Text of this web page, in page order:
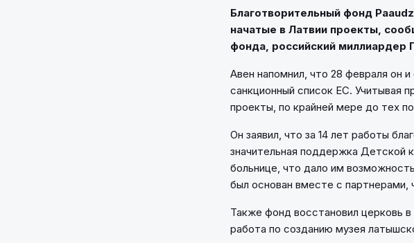
Благотворительный фонд
начатые в Латвии проекты,
фонда, российский миллиардер
Авен напомнил, что 28 февраля он
санкционный список ЕС. Учитывая
проекты, по крайней мере до тех
Он заявил, что за 14 лет работы
значительная поддержка Детской
больнице, что дало им
был основан вместе с партнерами,
Также фонд восстановил церковь в
работа по созданию музея